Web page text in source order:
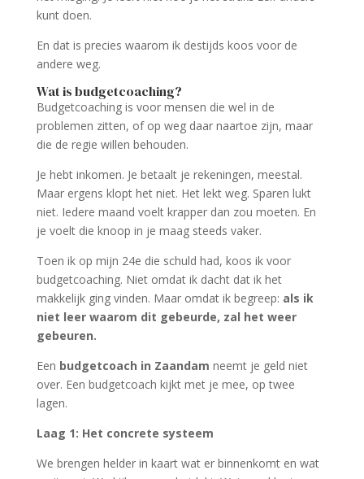
kunt doen.
En dat is precies waarom ik destijds koos voor de
andere weg.
Wat is budgetcoaching?
Budgetcoaching is voor mensen die wel in de
problemen zitten, of op weg daar naartoe zijn, maar
die de regie willen behouden.
Je hebt inkomen. Je betaalt je rekeningen, meestal.
Maar ergens klopt het niet. Het lekt weg. Sparen lukt
niet. Iedere maand voelt krapper dan zou moeten. En
je voelt die knoop in je maag steeds vaker.
Toen ik op mijn 24e die schuld had, koos ik voor
budgetcoaching. Niet omdat ik dacht dat ik het
makkelijk ging vinden. Maar omdat ik begreep: als ik
niet leer waarom dit gebeurde, zal het weer
gebeuren.
Een budgetcoach in Zaandam neemt je geld niet
over. Een budgetcoach kijkt met je mee, op twee
lagen.
Laag 1: Het concrete systeem
We brengen helder in kaart wat er binnenkomt en wat